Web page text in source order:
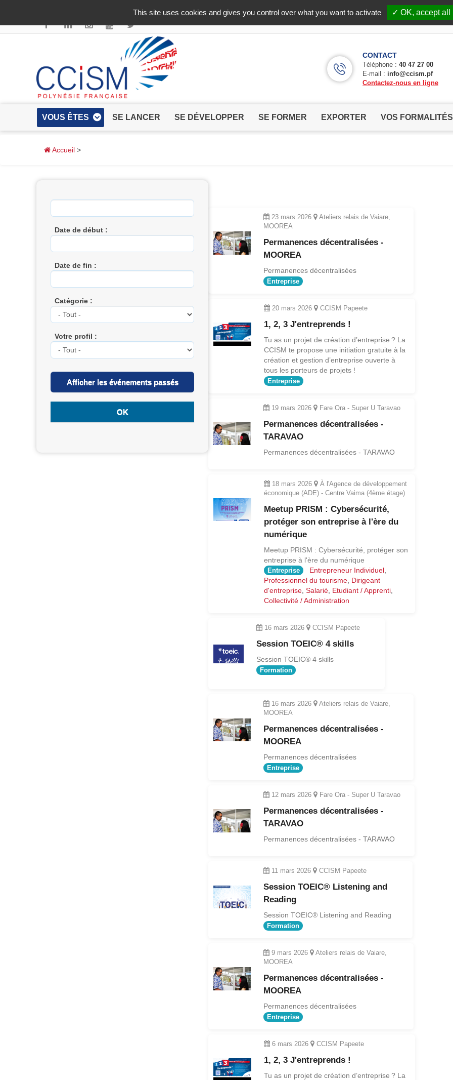
✓ Allow
CONTACT
Téléphone : 40 47 27 00
E-mail : info@ccism.pf
Contactez-nous en ligne
VOUS ÊTES SE LANCER SE DÉVELOPPER SE FORMER EXPORTER VOS FORMALITÉS
Accueil >
Date de début :
Date de fin :
Catégorie :
Votre profil :
Afficher les événements passés
OK
23 mars 2026
Ateliers relais de Vaiare,
MOOREA
Permanences décentralisées -
MOOREA
Permanences décentralisées
Entreprise
20 mars 2026 CCISM Papeete
1, 2, 3 J'entreprends !
Tu as un projet de création d’entreprise ? La
CCISM te propose une initiation gratuite à la
création et gestion d’entreprise ouverte à
tous les porteurs de projets !
Entreprise
19 mars 2026 Fare Ora - Super U Taravao
Permanences décentralisées -
TARAVAO
Permanences décentralisées - TARAVAO
18 mars 2026
À l'Agence de développement
économique (ADE) - Centre Vaima (4ème étage)
Meetup PRISM : Cybersécurité,
protéger son entreprise à l'ère du
numérique
Meetup PRISM : Cybersécurité, protéger son
entreprise à l'ère du numérique
Entreprise Entrepreneur Individuel,
Professionnel du tourisme, Dirigeant
d'entreprise, Salarié, Etudiant / Apprenti,
Collectivité / Administration
16 mars 2026 CCISM Papeete
Session TOEIC® 4 skills
Session TOEIC® 4 skills
Formation
16 mars 2026
Ateliers relais de Vaiare,
MOOREA
Permanences décentralisées -
MOOREA
Permanences décentralisées
Entreprise
12 mars 2026 Fare Ora - Super U Taravao
Permanences décentralisées -
TARAVAO
Permanences décentralisées - TARAVAO
11 mars 2026 CCISM Papeete
Session TOEIC® Listening and
Reading
Session TOEIC® Listening and Reading
Formation
9 mars 2026
Ateliers relais de Vaiare,
MOOREA
Permanences décentralisées -
MOOREA
Permanences décentralisées
Entreprise
6 mars 2026 CCISM Papeete
1, 2, 3 J'entreprends !
Tu as un projet de création d’entreprise ? La
This site uses cookies and gives you control over what you want to activate ✓ OK, accept all